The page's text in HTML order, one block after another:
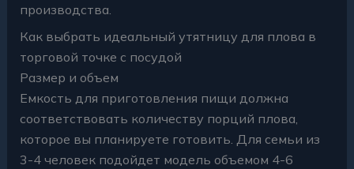
производства.
Как выбрать идеальный утятницу для плова в
торговой точке с посудой
Размер и объем
Емкость для приготовления пищи должна
соответствовать количеству порций плова,
которое вы планируете готовить. Для семьи из
3-4 человек подойдет модель объемом 4-6